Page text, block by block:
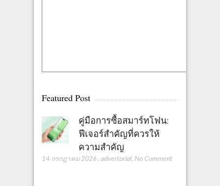
Featured Post
คู่มือการซื้อสมาร์ทโฟน:
ฟีเจอร์สำคัญที่ควรให้
ความสำคัญ
14 กรกฎาคม 2026 , advertorial, No Comment